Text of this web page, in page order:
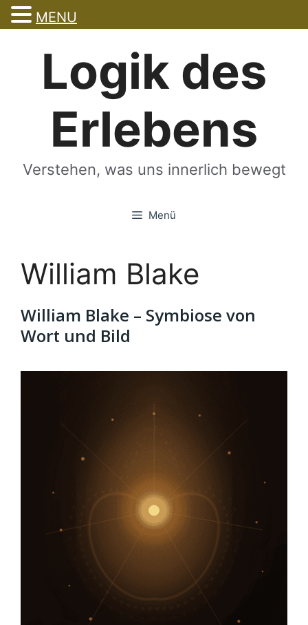
Logik des
Erlebens
Verstehen, was uns innerlich bewegt
Menü
William Blake
William Blake – Symbiose von
Wort und Bild
MENU